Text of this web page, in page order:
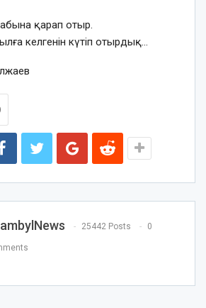
қарап отыр.
келгенін күтіп отырдық…
25442 Posts 0